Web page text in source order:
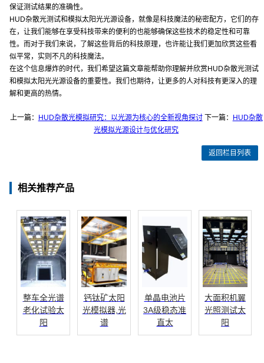
保证测试结果的准确性。
HUD杂散光测试和模拟太阳光光源设备，就像是科技魔法的秘密配方，它们的存
在，让我们能够在享受科技带来的便利的也能够确保这些技术的稳定性和可靠
性。而对于我们来说，了解这些背后的科技原理，也许能让我们更加欣赏这些看
似平常，实则不凡的科技魔法。
在这个信息爆炸的时代，我们希望这篇文章能帮助你理解并欣赏HUD杂散光测试
和模拟太阳光光源设备的重要性。我们也期待，让更多的人对科技有更深入的理
解和更高的热情。
上一篇： HUD杂散光模拟研究：以光源为核心的全新视角探讨下一篇：
HUD杂散
光模拟光源设计与优化研究
返回栏目列表
相关推荐产品
整车全光谱
老化试验太
阳
钙钛矿太阳
光模拟器,光
谱
单晶电池片
3A级稳态准
直太
大面积机翼
光照测试太
阳